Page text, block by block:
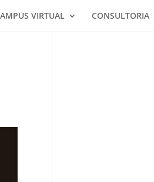
VIRTUAL CONSULTORIA